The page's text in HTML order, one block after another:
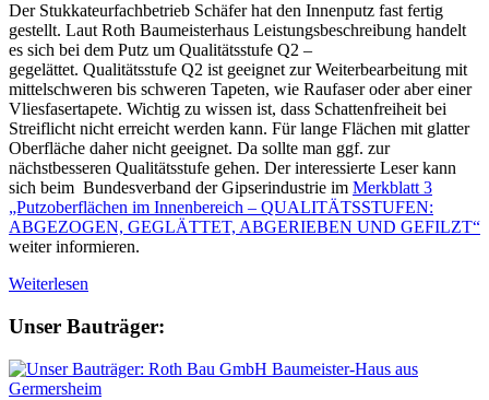
Der Stukkateurfachbetrieb Schäfer hat den Innenputz fast fertig
gestellt. Laut Roth Baumeisterhaus Leistungsbeschreibung handelt
es sich bei dem Putz um Qualitätsstufe Q2 –
gegelättet. Qualitätsstufe Q2 ist geeignet zur Weiterbearbeitung mit
mittelschweren bis schweren Tapeten, wie Raufaser oder aber einer
Vliesfasertapete. Wichtig zu wissen ist, dass Schattenfreiheit bei
Streiflicht nicht erreicht werden kann. Für lange Flächen mit glatter
Oberfläche daher nicht geeignet. Da sollte man ggf. zur
nächstbesseren Qualitätsstufe gehen. Der interessierte Leser kann
sich beim Bundesverband der Gipserindustrie im Merkblatt 3
„Putzoberflächen im Innenbereich – QUALITÄTSSTUFEN:
ABGEZOGEN, GEGLÄTTET, ABGERIEBEN UND GEFILZT“
weiter informieren.
Weiterlesen
Unser Bauträger: